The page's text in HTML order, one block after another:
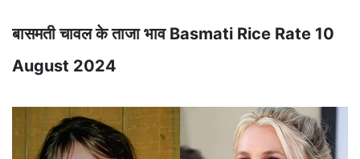
बासमती चावल के ताजा भाव Basmati Rice Rate 10
August 2024